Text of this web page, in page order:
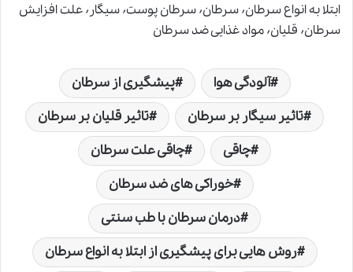
ابتلا به انواع سرطان٬ سرطان٬ سرطان پوست٬ سیگار٬ علت افزایش
سرطان٬ قلیان٬ مواد غذایی ضد سرطان
آلودگی هوا
پیشگیری از سرطان
تاثیر سیگار بر سرطان
تاثیر قلیان بر سرطان
چاقی
چاقی علت سرطان
خوراکی های ضد سرطان
درمان سرطان با طب سنتی
روش هایی برای پیشگیری از ابتلا به انواع سرطان